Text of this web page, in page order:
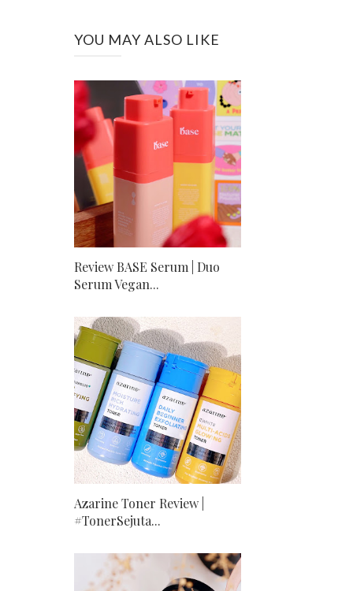
YOU MAY ALSO LIKE
Review BASE Serum | Duo
Serum Vegan...
Azarine Toner Review |
#TonerSejuta...